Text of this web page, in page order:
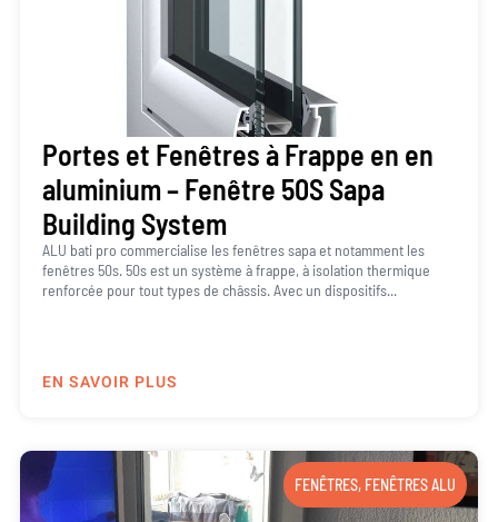
Portes et Fenêtres à Frappe en en
aluminium – Fenêtre 50S Sapa
Building System
ALU bati pro commercialise les fenêtres sapa et notamment les
fenêtres 50s. 50s est un système à frappe, à isolation thermique
renforcée pour tout types de châssis. Avec un dispositifs...
EN SAVOIR PLUS
FENÊTRES, FENÊTRES ALU